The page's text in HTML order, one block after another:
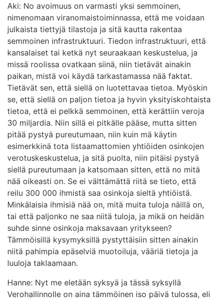
Aki: No avoimuus on varmasti yksi semmoinen,
nimenomaan viranomaistoiminnassa, että me voidaan
julkaista tiettyjä tilastoja ja sitä kautta rakentaa
semmoinen infrastruktuuri. Tiedon infrastruktuuri, että
kansalaiset tai ketkä nyt seuraakaan keskustelua, ja
missä roolissa ovatkaan siinä, niin tietävät ainakin
paikan, mistä voi käydä tarkastamassa nää faktat.
Tietävät sen, että siellä on luotettavaa tietoa. Myöskin
se, että siellä on paljon tietoa ja hyvin yksityiskohtaista
tietoa, että ei pelkkä semmoinen, että kerättiin veroja
30 miljardia. Niin sillä ei pitkälle pääse, mutta sitten
pitää pystyä pureutumaan, niin kuin mä käytin
esimerkkinä tota listaamattomien yhtiöiden osinkojen
verotuskeskustelua, ja sitä puolta, niin pitäisi pystyä
siellä pureutumaan ja katsomaan sitten, että no mitä
nää oikeasti on. Se ei välttämättä riitä se tieto, että
reilu 300 000 ihmistä saa osinkoja sieltä yhtiöistä.
Minkälaisia ihmisiä nää on, mitä muita tuloja näillä on,
tai että paljonko ne saa niitä tuloja, ja mikä on heidän
suhde sinne osinkoja maksavaan yritykseen?
Tämmöisillä kysymyksillä pystyttäisiin sitten ainakin
niitä pahimpia epäselviä muotoiluja, vääriä tietoja ja
luuloja taklaamaan.
Hanne: Nyt me eletään syksyä ja tässä syksyllä
Verohallinnolle on aina tämmöinen iso päivä tulossa, eli